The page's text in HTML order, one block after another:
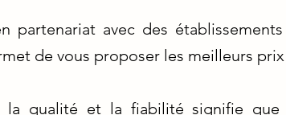
partenariat avec des
de vous proposer les meilleurs
la qualité et la fiabilité signifie